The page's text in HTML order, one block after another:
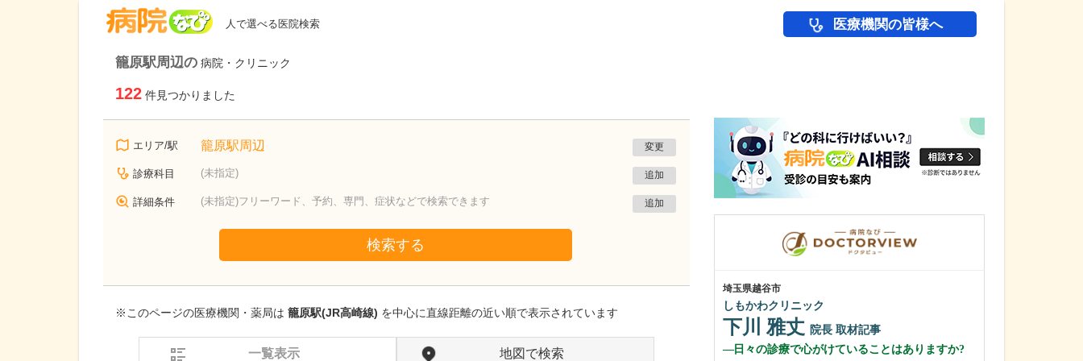
人で選べる医院検索 医療機関の皆様へ
籠原駅周辺の 病院・クリニック
122 件見つかりました
エリア/駅 籠原駅周辺 変更
診療科目 (未指定) 追加
詳細条件 (未指定)フリーワード、予約、専門、症状などで検索できます 追加
検索する
※このページの医療機関・薬局は 籠原駅(JR高崎線) を中心に直線距離の近い順で表示されています
一覧表示 地図で検索
埼玉県越谷市
しもかわクリニック
下川 雅丈 院長 取材記事
日々の診療で心がけていることはありますか?
東京都中野区
中野富士見町耳鼻咽喉科
特に先生が力を入れている診療について教えて